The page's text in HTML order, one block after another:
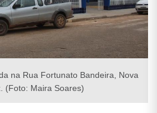
na Rua Fortunato Bandeira, Nova
(Foto: Maira Soares)